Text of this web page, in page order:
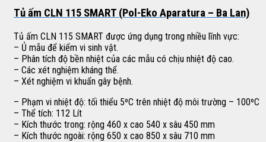
Tủ ấm CLN 115 SMART (Pol-Eko Aparatura – Ba Lan)
Tủ ấm CLN 115 SMART được ứng dụng trong nhiều lĩnh vực:
– Ủ mẫu để kiểm vi sinh vật.
– Phân tích độ bền nhiệt của các mẫu có chịu nhiệt độ cao.
– Các xét nghiệm kháng thể.
– Xét nghiệm vi khuẩn gây bệnh.
– Phạm vi nhiệt độ: tối thiểu 5ºC trên nhiệt độ môi trường – 100ºC
– Thể tích: 112 Lít
– Kích thước trong: rộng 460 x cao 540 x sâu 450 mm
– Kích thước ngoài: rộng 650 x cao 850 x sâu 710 mm